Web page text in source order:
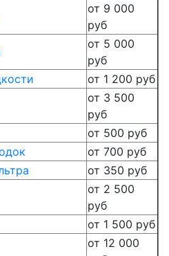
от 9 000
руб
от 5 000
руб
от 1 200 руб
от 3 500
руб
от 500 руб
от 700 руб
от 350 руб
от 2 500
руб
от 1 500 руб
от 12 000